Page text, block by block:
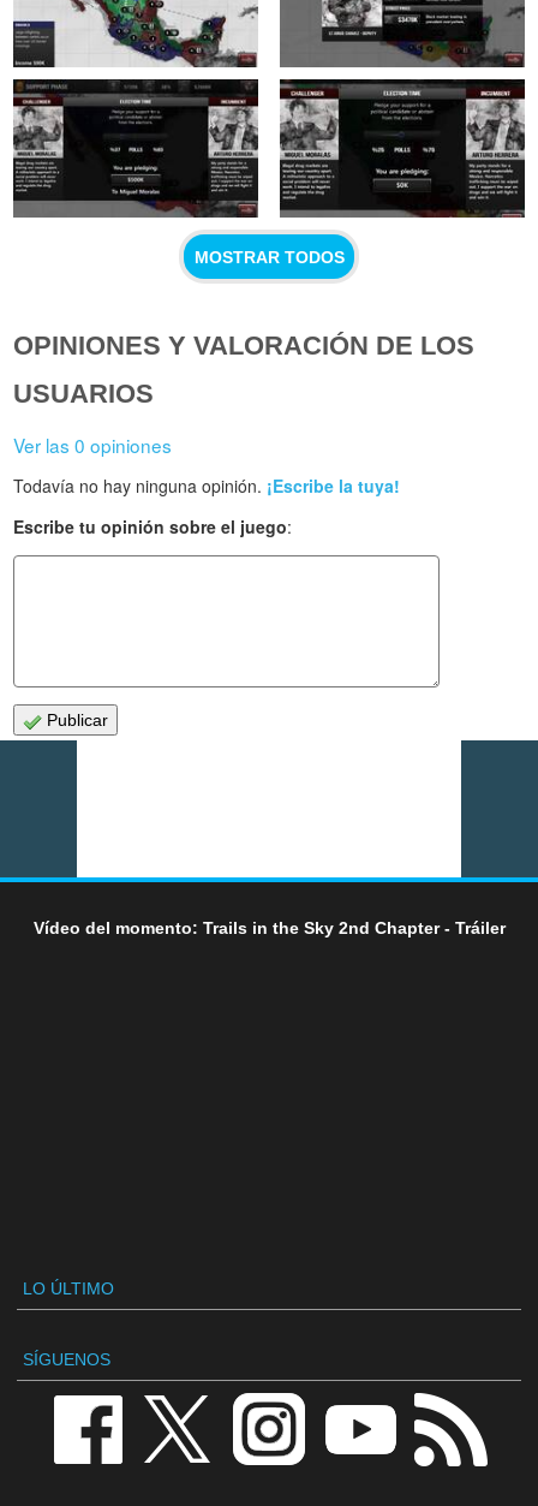
MOSTRAR TODOS
OPINIONES Y VALORACIÓN DE LOS
USUARIOS
Ver las 0 opiniones
Todavía no hay ninguna opinión. ¡Escribe la tuya!
Escribe tu opinión sobre el juego:
Publicar
Vídeo del momento: Trails in the Sky 2nd Chapter - Tráiler
LO ÚLTIMO
SÍGUENOS